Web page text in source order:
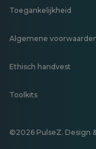
Toegankelijkheid
Algemene
Ethisch handvest
Toolkits
©2026 PulseZ. Design